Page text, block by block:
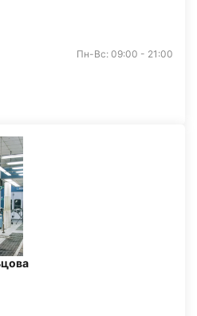
Пн-Вс: 09:00 - 21:00